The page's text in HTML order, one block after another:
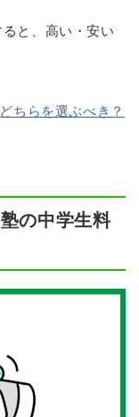
と、高い・安い
ちらを選ぶべき？
の中学生料